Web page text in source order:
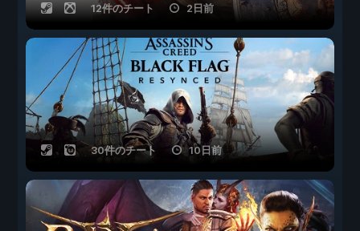
12件のチート 2日前
30件のチート 10日前